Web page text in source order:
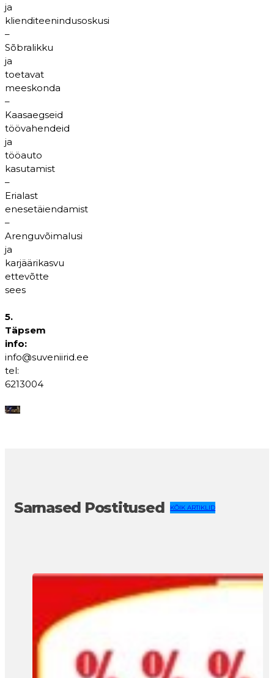
ja
klienditeenindusoskusi
–
Sõbralikku
ja
toetavat
meeskonda
–
Kaasaegseid
töövahendeid
ja
tööauto
kasutamist
–
Erialast
enesetäiendamist
–
Arenguvõimalusi
ja
karjäärikasvu
ettevõtte
sees
5.
Täpsem
info:
info@suveniirid.ee
tel:
6213004
Sarnased Postitused KÕIK ARTIKLID